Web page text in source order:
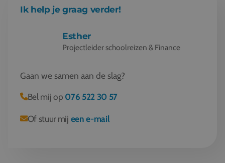
Ik help je graag verder!
Esther
Projectleider schoolreizen & Finance
Gaan we samen aan de slag?
Bel mij op 076 522 30 57
Of stuur mij een e-mail